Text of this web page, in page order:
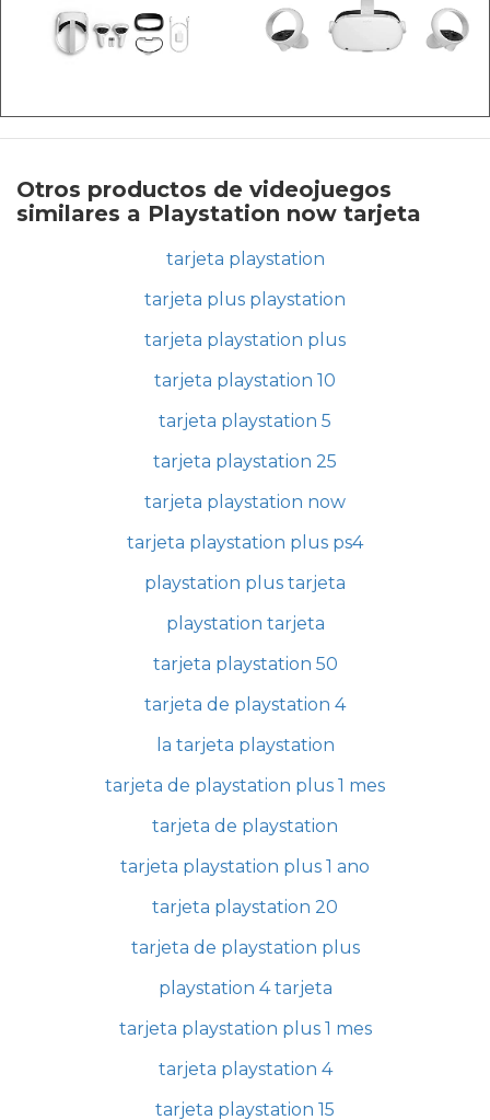
Otros productos de videojuegos
similares a Playstation now tarjeta
tarjeta playstation
tarjeta plus playstation
tarjeta playstation plus
tarjeta playstation 10
tarjeta playstation 5
tarjeta playstation 25
tarjeta playstation now
tarjeta playstation plus ps4
playstation plus tarjeta
playstation tarjeta
tarjeta playstation 50
tarjeta de playstation 4
la tarjeta playstation
tarjeta de playstation plus 1 mes
tarjeta de playstation
tarjeta playstation plus 1 ano
tarjeta playstation 20
tarjeta de playstation plus
playstation 4 tarjeta
tarjeta playstation plus 1 mes
tarjeta playstation 4
tarjeta playstation 15